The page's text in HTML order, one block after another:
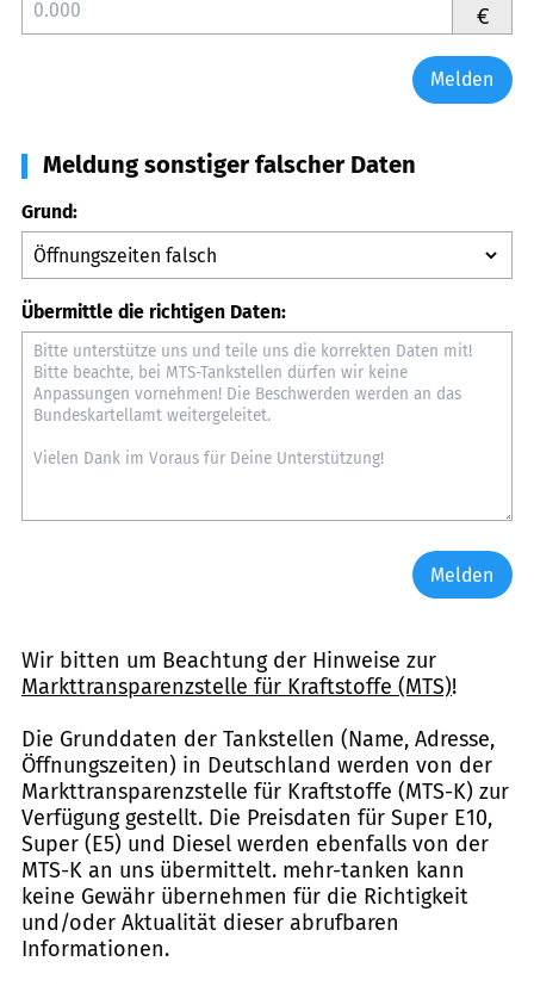
€
Melden
Meldung sonstiger falscher Daten
Grund:
Übermittle die richtigen Daten:
Melden
Wir bitten um Beachtung der Hinweise zur
Markttransparenzstelle für Kraftstoffe (MTS)!
Die Grunddaten der Tankstellen (Name, Adresse,
Öffnungszeiten) in Deutschland werden von der
Markttransparenzstelle für Kraftstoffe (MTS-K) zur
Verfügung gestellt. Die Preisdaten für Super E10,
Super (E5) und Diesel werden ebenfalls von der
MTS-K an uns übermittelt. mehr-tanken kann
keine Gewähr übernehmen für die Richtigkeit
und/oder Aktualität dieser abrufbaren
Informationen.